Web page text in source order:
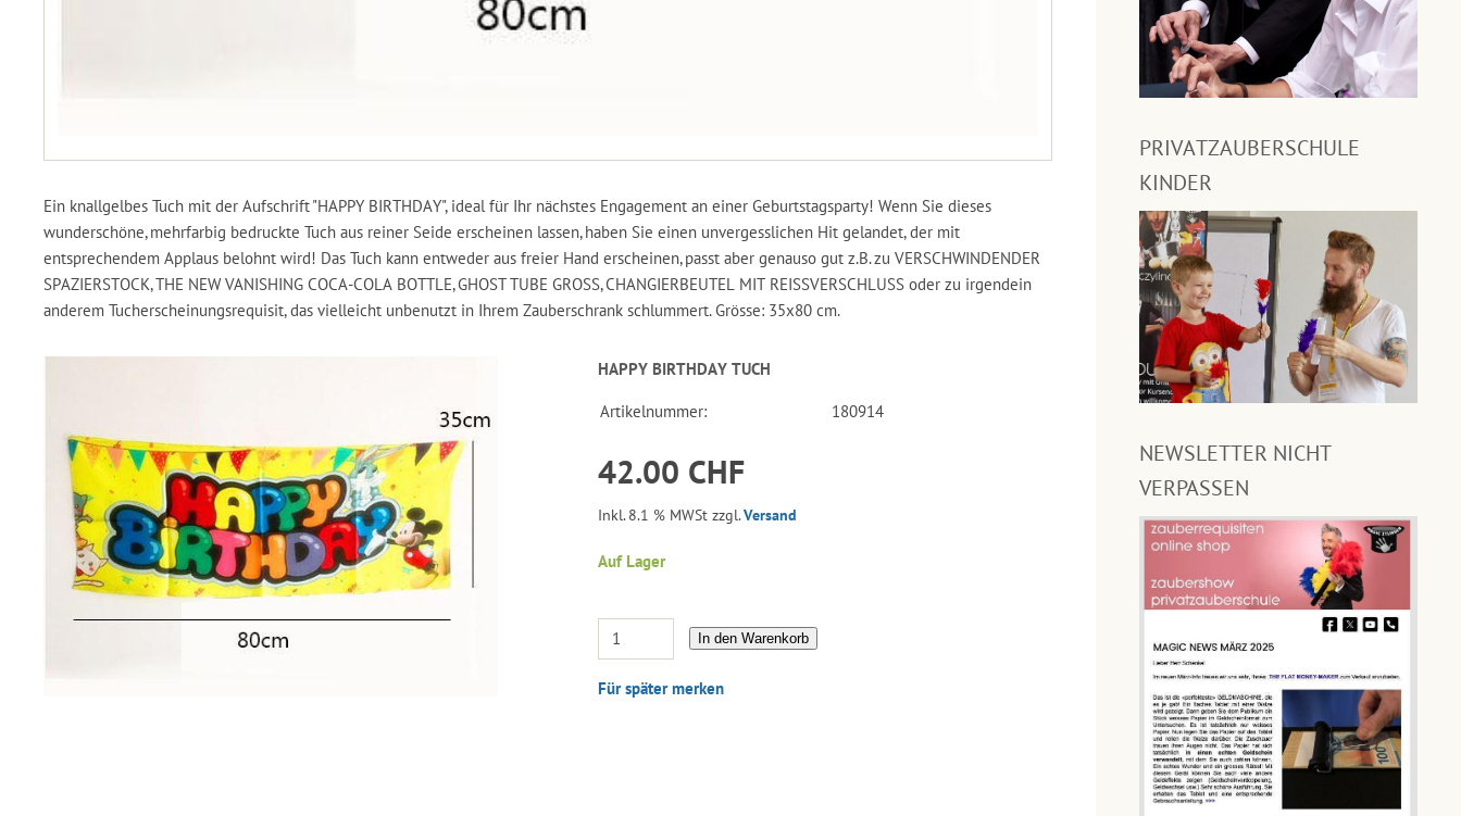
Ein knallgelbes Tuch mit der Aufschrift "HAPPY BIRTHDAY", ideal für Ihr nächstes Engagement an einer Geburtstagsparty! Wenn Sie dieses
wunderschöne, mehrfarbig bedruckte Tuch aus reiner Seide erscheinen lassen, haben Sie einen unvergesslichen Hit gelandet, der mit
entsprechendem Applaus belohnt wird! Das Tuch kann entweder aus freier Hand erscheinen, passt aber genauso gut z.B. zu VERSCHWINDENDER
SPAZIERSTOCK, THE NEW VANISHING COCA-COLA BOTTLE, GHOST TUBE GROSS, CHANGIERBEUTEL MIT REISSVERSCHLUSS oder zu irgendein
anderem Tucherscheinungsrequisit, das vielleicht unbenutzt in Ihrem Zauberschrank schlummert. Grösse: 35x80 cm.
HAPPY BIRTHDAY TUCH
Artikelnummer: 180914
42.00 CHF
Inkl. 8.1 % MWSt zzgl.Versand
Auf Lager
In den Warenkorb
Für später merken
PRIVATZAUBERSCHULE
KINDER
NEWSLETTER NICHT
VERPASSEN